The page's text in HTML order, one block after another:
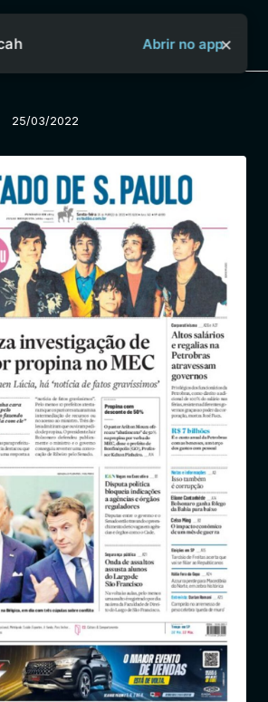
Sobre o Aya Bancah
Início
Revistas
Jornais
Notícias
Entrar
Abrir no app×
25/03/2022